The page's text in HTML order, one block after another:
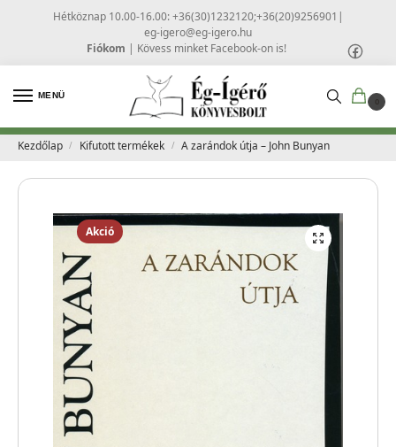
Hétköznap 10.00-16.00: +36(30)1232120;+36(20)9256901 |
eg-igero@eg-igero.hu
Fiókom | Kövess minket Facebook-on is!
MENÜ
0
Kezdőlap / Kifutott termékek / A zarándok útja – John Bunyan
Akció